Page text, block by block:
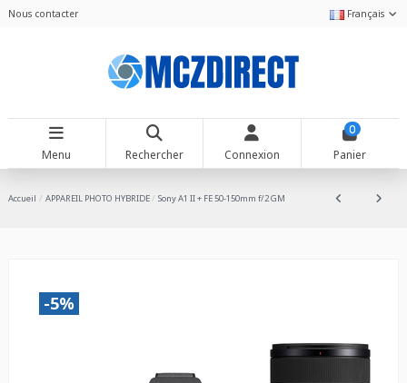
Nous contacter Français
Menu Rechercher Connexion
0
Panier
Accueil APPAREIL PHOTO HYBRIDE Sony A1 II + FE 50-150mm f/2 GM
-5%